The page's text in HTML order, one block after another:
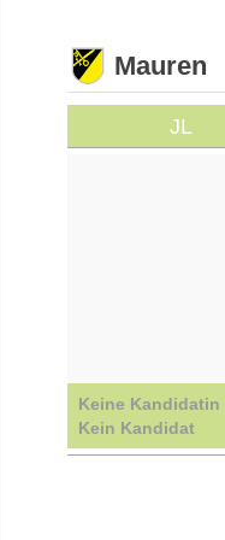
Mauren
JL
Keine Kandidatin
Kein Kandidat